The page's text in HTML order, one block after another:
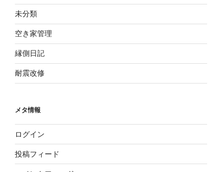
未分類
空き家管理
縁側日記
耐震改修
メタ情報
ログイン
投稿フィード